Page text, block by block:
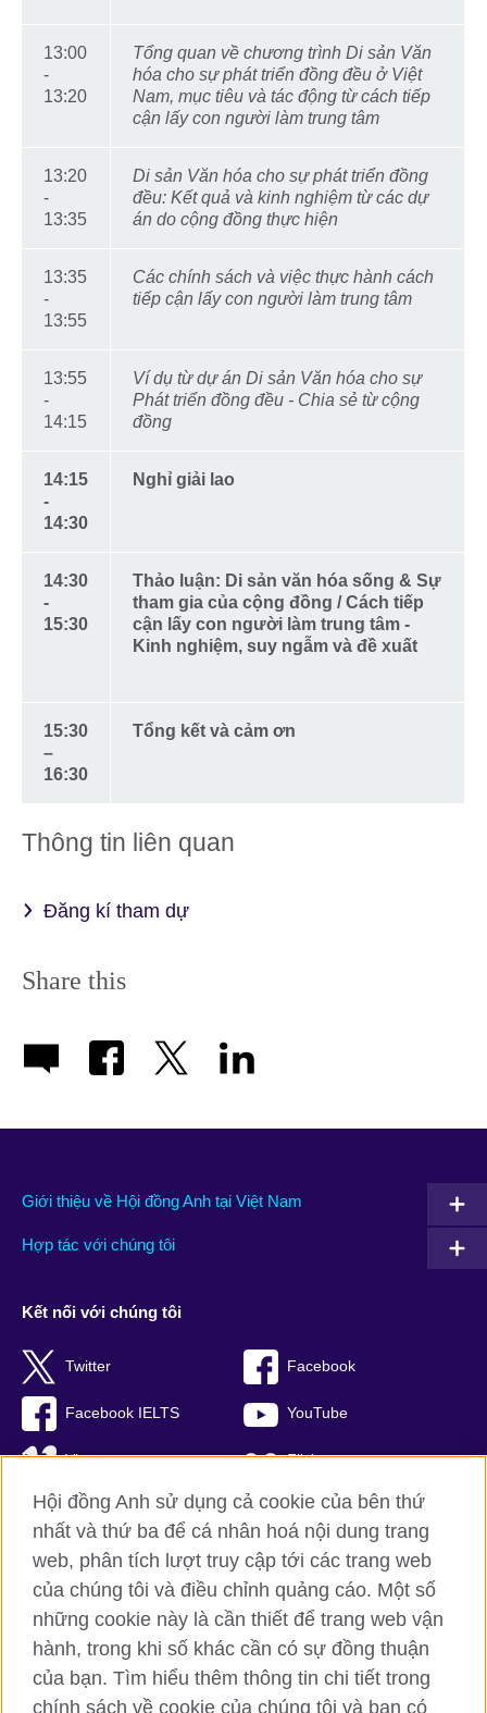
13:00
-
13:20
Tổng quan về chương trình Di sản Văn
hóa cho sự phát triển đồng đều ở Việt
Nam, mục tiêu và tác động từ cách tiếp
cận lấy con người làm trung tâm
13:20
-
13:35
Di sản Văn hóa cho sự phát triển đồng
đều: Kết quả và kinh nghiệm từ các dự
án do cộng đồng thực hiện
13:35
-
13:55
Các chính sách và việc thực hành cách
tiếp cận lấy con người làm trung tâm
13:55
-
14:15
Ví dụ từ dự án Di sản Văn hóa cho sự
Phát triển đồng đều - Chia sẻ từ cộng
đồng
14:15
-
14:30
Nghỉ giải lao
14:30
-
15:30
Thảo luận: Di sản văn hóa sống & Sự
tham gia của cộng đồng / Cách tiếp
cận lấy con người làm trung tâm -
Kinh nghiệm, suy ngẫm và đề xuất
15:30
–
16:30
Tổng kết và cảm ơn
Thông tin liên quan
Đăng kí tham dự
Share this
Giới thiệu về Hội đồng Anh tại Việt Nam
Hợp tác với chúng tôi
Kết nối với chúng tôi
Twitter Facebook
Facebook IELTS YouTube
Vimeo Flickr
RSS TikTok
Hội đồng Anh toàn cầu
Bảo mật thông tin và quy định sử dụng
Cookie
Hội đồng Anh sử dụng cả cookie của bên thứ
nhất và thứ ba để cá nhân hoá nội dung trang
web, phân tích lượt truy cập tới các trang web
của chúng tôi và điều chỉnh quảng cáo. Một số
những cookie này là cần thiết để trang web vận
hành, trong khi số khác cần có sự đồng thuận
của bạn. Tìm hiểu thêm thông tin chi tiết trong
chính sách về cookie của chúng tôi và bạn có